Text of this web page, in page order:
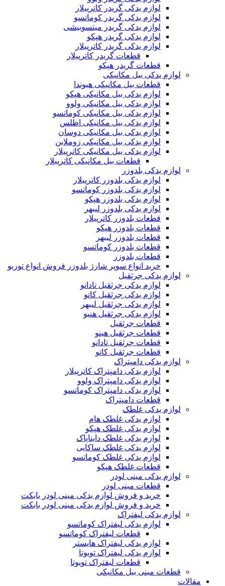
لوازم یدکی گریدر کاترپیلار
لوازم یدکی گریدر کوماتسو
لوازم یدکی گریدر میتسوبیشی
لوازم یدکی گریدر هپکو
لوازم یدکی گریدر کاترپیلار
قطعات گریدر کاترپیلار
قطعات گریدر هپکو
لوازم یدکی بیل مکانیکی
قطعات بیل مکانیکی هیوندا
لوازم یدکی بیل مکانیکی هپکو
لوازم یدکی بیل مکانیکی ولوو
لوازم یدکی بیل مکانیکی کوماتسو
لوازم یدکی بیل مکانیکی اطلس
لوازم یدکی بیل مکانیکی دوسان
لوازم یدکی بیل مکانیکی زوملاین
لوازم یدکی بیل مکانیکی کاترپیلار
قطعات بیل مکانیکی کاترپیلار
لوازم یدکی بلدوزر
لوازم یدکی بلدوزر کاترپیلار
لوازم یدکی بلدوزر کوماتسو
لوازم یدکی بلدوزر هپکو
لوازم یدکی بلدوزر لیبهر
قطعات بلدوزر کاترپیلار
قطعات بلدوزر هپکو
قطعات بلدوزر لیبهر
قطعات بلدوزر کوماتسو
قطعات بلدوزر
خرید انواع سوپر شارژ بلدوزر فروش انواع توربو
لوازم یدکی جرثقیل
لوازم یدکی جرثقیل تادانو
لوازم یدکی جرثقیل کاتو
لوازم یدکی جرثقیل لیبهر
لوازم یدکی جرثقیل هنیو
قطعات جرثقیل
قطعات جرثقیل هینو
قطعات جرثقیل تادانو
قطعات جرثقیل کاتو
لوازم یدکی دامپتراک
لوازم یدکی دامپتراک کاترپیلار
لوازم یدکی دامپتراک ولوو
لوازم یدکی دامپتراک کوماتسو
قطعات دامپتراک
لوازم یدکی غلطک
لوازم یدکی غلطک هام
لوازم یدکی غلطک هپکو
لوازم یدکی غلطک دایناپاک
لوازم یدکی غلطک ساکایی
لوازم یدکی غلطک کوماتسو
قطعات غلطک هپکو
لوازم یدکی مینی لودر
قطعات مینی لودر
خرید و فروش لوازم یدکی مینی لودر بابکت
خرید و فروش لوازم یدکی مینی لودر بابکت
لوازم یدکی لیفتراک
لوازم یدکی لیفتراک کوماتسو
قطعات لیفتراک کوماتسو
لوازم یدکی لیفتراک هایستر
لوازم یدکی لیفتراک تویوتا
قطعات لیفتراک تویوتا
قطعات مینی بیل مکانیکی